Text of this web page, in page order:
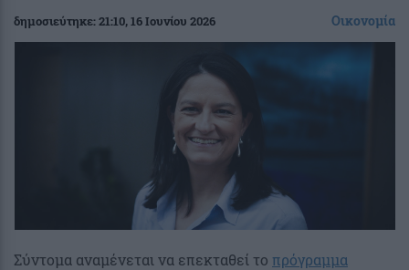
δημοσιεύτηκε:21:10, 16 Ιουνίου 2026 Οικονομία
Σύντομα αναμένεται να επεκταθεί το πρόγραμμα